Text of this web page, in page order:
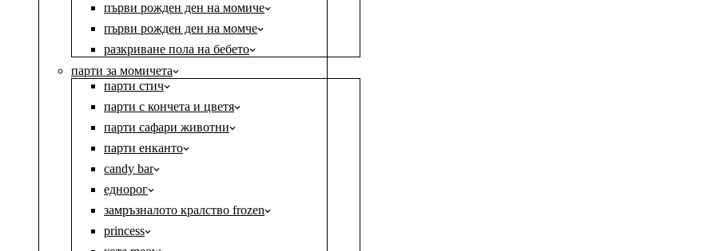
първи рожден ден на момиче
първи рожден ден на момче
разкриване пола на бебето
парти за момичета
парти стич
парти с кончета и цветя
парти сафари животни
парти енканто
candy bar
eднорог
замръзналото кралство frozen
princess